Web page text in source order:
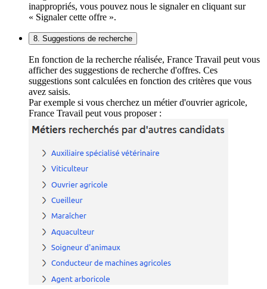
inappropriés, vous pouvez nous le signaler en cliquant sur
« Signaler cette offre ».
8. Suggestions de recherche
En fonction de la recherche réalisée, France Travail peut vous
afficher des suggestions de recherche d'offres. Ces
suggestions sont calculées en fonction des critères que vous
avez saisis.
Par exemple si vous cherchez un métier d'ouvrier agricole,
France Travail peut vous proposer :